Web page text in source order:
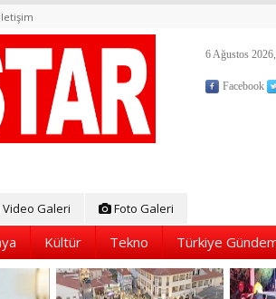
İletişim
6 Ağustos
Facebook
Video Galeri Foto Galeri
Kültür Tekno Türkiye